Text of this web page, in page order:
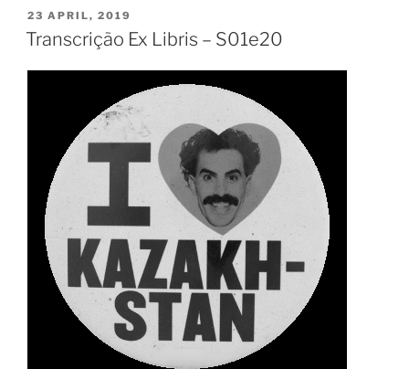
POSTED
ON
23 APRIL, 2019
Transcrição Ex Libris – S01e20